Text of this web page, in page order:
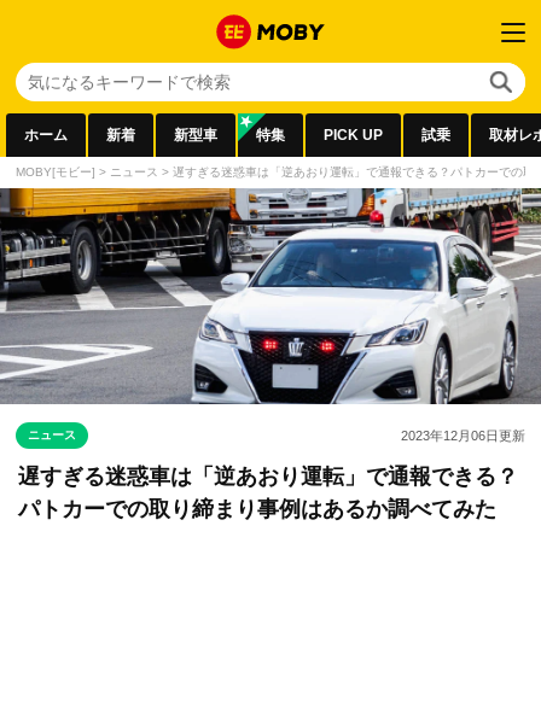
ホーム 新着 新型車 特集 PICK UP 試乗 取材レ
MOBY[モビー] > ニュース > 遅すぎる迷惑車は「逆あおり運転」で通報できる？パトカーでの取
ニュース 2023年12月06日更新
遅すぎる迷惑車は「逆あおり運転」で通報できる？
パトカーでの取り締まり事例はあるか調べてみた